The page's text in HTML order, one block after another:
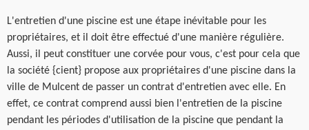
L'entretien d'une piscine est une étape inévitable pour les
propriétaires, et il doit être effectué d'une manière régulière.
Aussi, il peut constituer une corvée pour vous, c'est pour cela que
la société {cient} propose aux propriétaires d'une piscine dans la
ville de Mulcent de passer un contrat d'entretien avec elle. En
effet, ce contrat comprend aussi bien l'entretien de la piscine
pendant les périodes d'utilisation de la piscine que pendant la